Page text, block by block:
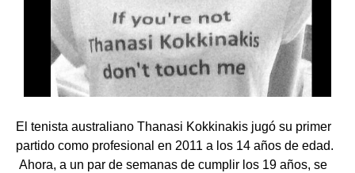
El tenista australiano Thanasi Kokkinakis jugó su primer
partido como profesional en 2011 a los 14 años de edad.
Ahora, a un par de semanas de cumplir los 19 años, se